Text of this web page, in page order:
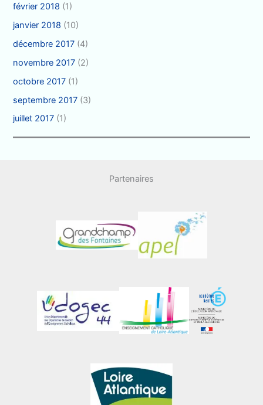
février 2018 (1)
janvier 2018 (10)
décembre 2017 (4)
novembre 2017 (2)
octobre 2017 (1)
septembre 2017 (3)
juillet 2017 (1)
Partenaires